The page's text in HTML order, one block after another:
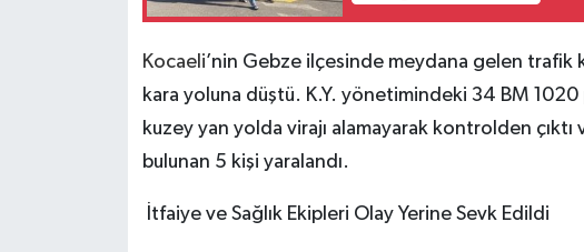
Kocaeli’nin Gebze ilçesinde meydana gelen trafik
kara yoluna düştü. K.Y. yönetimindeki 34 BM 1020
kuzey yan yolda virajı alamayarak kontrolden
bulunan 5 kişi yaralandı.
İtfaiye ve Sağlık Ekipleri Olay Yerine Sevk Edildi